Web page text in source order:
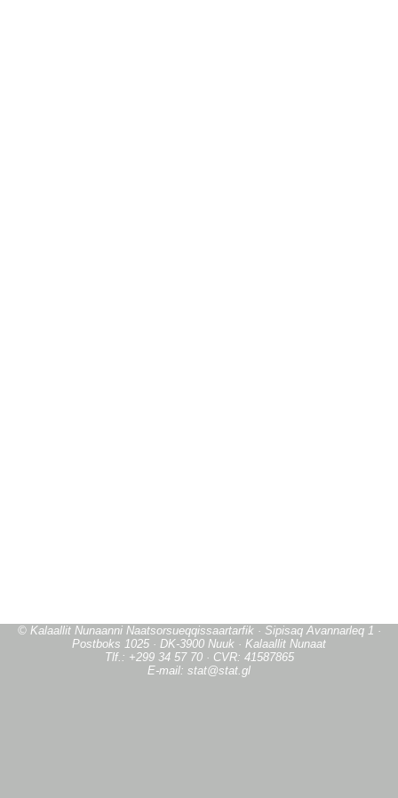
© Kalaallit Nunaanni Naatsorsueqqissaartarfik · Sipisaq Avannarleq 1 ·
Postboks 1025 · DK-3900 Nuuk · Kalaallit Nunaat
Tlf.: +299 34 57 70 · CVR: 41587865
E-mail: stat@stat.gl